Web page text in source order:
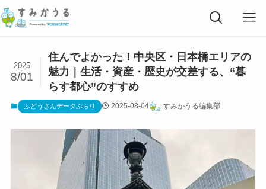
住んでよかった！中央区・日本橋エリアの
魅力｜生活・資産・歴史が交差する、“暮
らす都心”のすすめ
2025
8/01
ふどうさんデータぶらり 2025-08-04 すみかうる編集部